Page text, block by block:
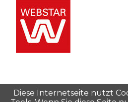
Diese Internetseite nutzt